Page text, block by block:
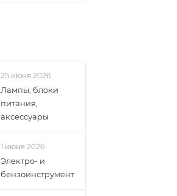
25 июня 2026
Лампы, блоки
питания,
аксессуары
1 июня 2026
Электро- и
бензоинструмент